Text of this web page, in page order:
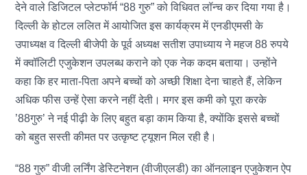
देने वाले डिजिटल प्लेटफॉर्म “88 गुरु” को विधिवत लॉन्च कर दिया गया है।
दिल्ली के होटल ललित में आयोजित इस कार्यक्रम में एनडीएमसी के
उपाध्यक्ष व दिल्ली बीजेपी के पूर्व अध्यक्ष सतीश उपाध्याय ने महज 88 रुपये
में क्वॉलिटी एजुकेशन उपलब्ध कराने को एक नेक कदम बताया। उन्होंने
कहा कि हर माता-पिता अपने बच्चों को अच्छी शिक्षा देना चाहते हैं, लेकिन
अधिक फीस उन्हें ऐसा करने नहीं देती। मगर इस कमी को पूरा करके
’88गुरु’ ने नई पीढ़ी के लिए बहुत बड़ा काम किया है, क्योंकि इससे बच्चों
को बहुत सस्ती कीमत पर उत्कृष्ट ट्यूशन मिल रही है।
“88 गुरु” वीजी लर्निंग डेस्टिनेशन (वीजीएलडी) का ऑनलाइन एजुकेशन ऐप